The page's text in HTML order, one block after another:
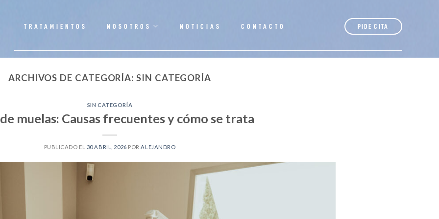
TRATAMIENTOS NOSOTROS NOTICIAS CONTACTO PIDE CITA
ARCHIVOS DE CATEGORÍA:SIN CATEGORÍA
SIN CATEGORÍA
muelas: Causas frecuentes y cómo se trata
PUBLICADO EL 30 ABRIL, 2026 PORALEJANDRO